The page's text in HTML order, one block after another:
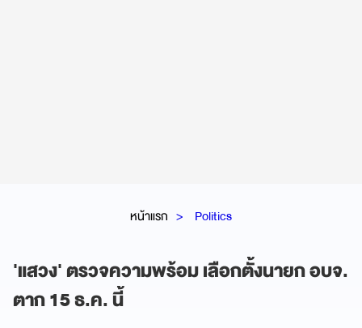
หน้าแรก Politics
'แสวง' ตรวจความพร้อม เลือกตั้งนายก อบจ.
ตาก 15 ธ.ค. นี้